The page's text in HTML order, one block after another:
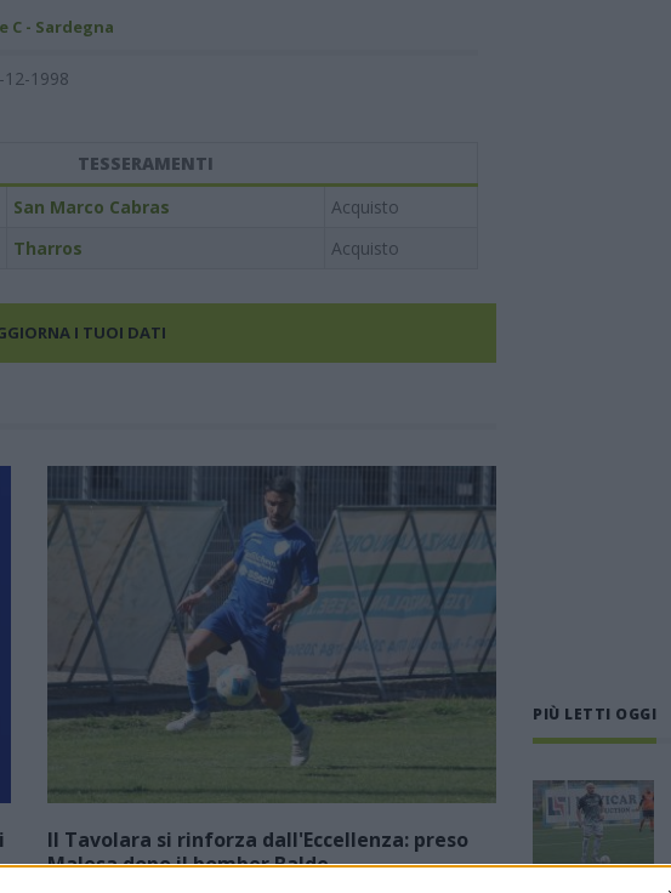
C - Sardegna
12-1998
TESSERAMENTI
San Marco Cabras
Acquisto
Tharros Acquisto
I TUOI DATI
Il Tavolara si rinforza dall'Eccellenza: preso
Malesa dopo il bomber Balde
PIÙ LETTI OGGI